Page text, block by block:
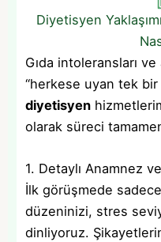
Diyetisyen
Gıda intoleransları
“herkese uyan tek
diyetisyen
olarak süreci
1. Detaylı Anamnez
İlk görüşmede
düzeninizi, stres
dinliyoruz.